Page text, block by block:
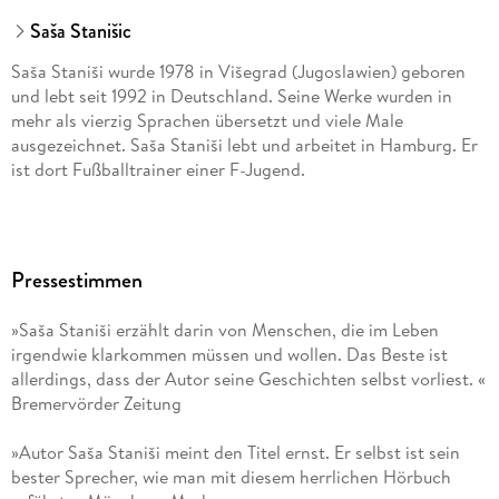
Saša Stanišic
Saša Staniši wurde 1978 in Višegrad (Jugoslawien) geboren
und lebt seit 1992 in Deutschland. Seine Werke wurden in
mehr als vierzig Sprachen übersetzt und viele Male
ausgezeichnet. Saša Staniši lebt und arbeitet in Hamburg. Er
ist dort Fußballtrainer einer F-Jugend.
Pressestimmen
»Saša Staniši erzählt darin von Menschen, die im Leben
irgendwie klarkommen müssen und wollen. Das Beste ist
allerdings, dass der Autor seine Geschichten selbst vorliest. «
Bremervörder Zeitung
»Autor Saša Staniši meint den Titel ernst. Er selbst ist sein
bester Sprecher, wie man mit diesem herrlichen Hörbuch